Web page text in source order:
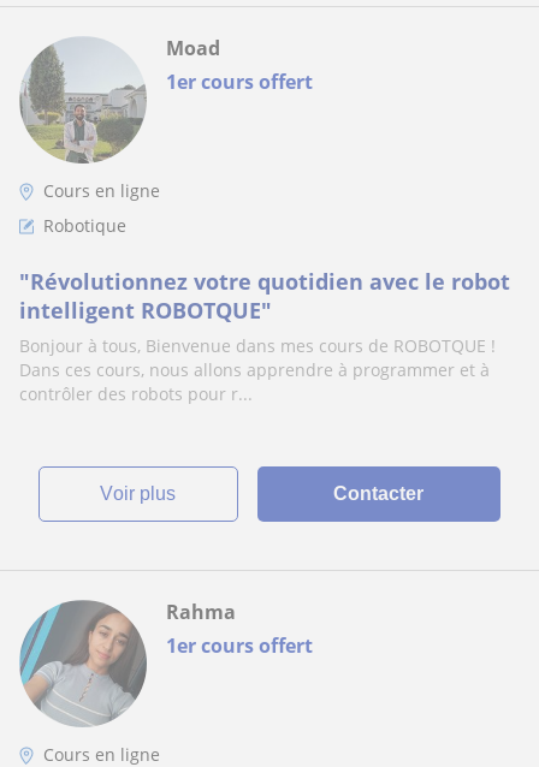
1er cours offert
Moad
Cours en ligne
Robotique
"Révolutionnez votre quotidien avec le robot
intelligent ROBOTQUE"
Bonjour à tous, Bienvenue dans mes cours de ROBOTQUE !
Dans ces cours, nous allons apprendre à programmer et à
contrôler des robots pour r...
voir plus Contacter
1er cours offert
Rahma
Cours en ligne